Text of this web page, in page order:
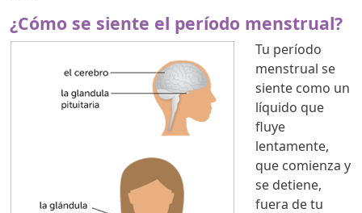
¿Cómo se siente el período menstrual?
Tu período
menstrual se
siente como un
líquido que
fluye
lentamente,
que comienza y
se detiene,
fuera de tu